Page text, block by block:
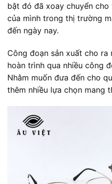
bật đó đã xoay chuyển
của mình trong thị trường
đến ngày nay.
Công đoạn sản xuất cho ra
hoàn trình qua nhiều công
Nhằm muốn đưa đến cho
thêm nhiều lựa chọn mang